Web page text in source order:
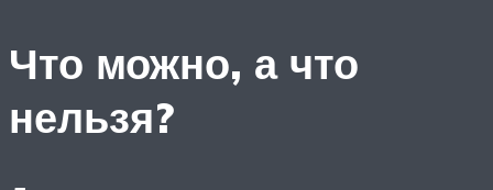
Что можно, а что
нельзя?